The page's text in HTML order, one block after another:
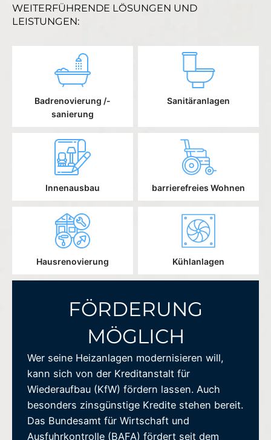
WEITERFÜHRENDE LÖSUNGEN UND
LEISTUNGEN:
Badrenovierung /-
sanierung
Sanitäranlagen
Innenausbau barrierefreies Wohnen
Hausrenovierung Kühlanlagen
FÖRDERUNG
MÖGLICH
Wer seine Heizanlagen modernisieren will,
kann sich von der Kreditanstalt für
Wiederaufbau (KfW) fördern lassen. Auch
besonders zinsgünstige Kredite stehen bereit.
Das Bundesamt für Wirtschaft und
Ausfuhrkontrolle (BAFA) fördert seit dem